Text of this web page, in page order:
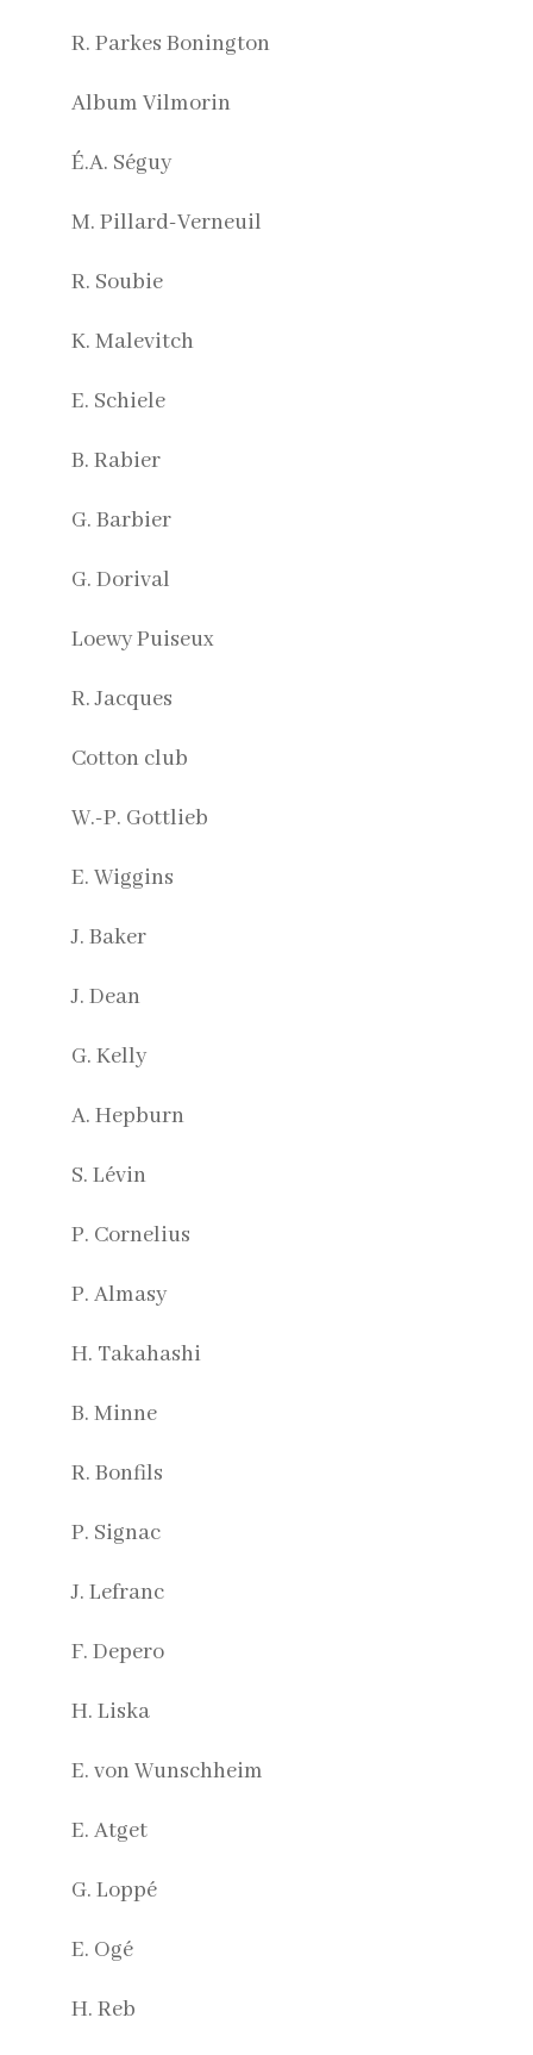
R. Parkes Bonington
Album Vilmorin
É.A. Séguy
M. Pillard-Verneuil
R. Soubie
K. Malevitch
E. Schiele
B. Rabier
G. Barbier
G. Dorival
Loewy Puiseux
R. Jacques
Cotton club
W.-P. Gottlieb
E. Wiggins
J. Baker
J. Dean
G. Kelly
A. Hepburn
S. Lévin
P. Cornelius
P. Almasy
H. Takahashi
B. Minne
R. Bonfils
P. Signac
J. Lefranc
F. Depero
H. Liska
E. von Wunschheim
E. Atget
G. Loppé
E. Ogé
H. Reb